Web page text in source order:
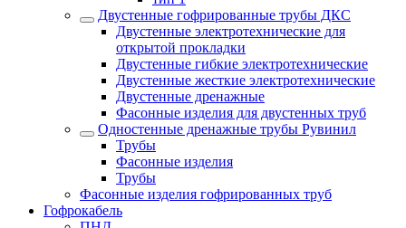
Двустенные гофрированные трубы ДКС
Двустенные электротехнические для
открытой прокладки
Двустенные гибкие электротехнические
Двустенные жесткие электротехнические
Двустенные дренажные
Фасонные изделия для двустенных труб
Одностенные дренажные трубы Рувинил
Трубы
Фасонные изделия
Трубы
Фасонные изделия гофрированных труб
Гофрокабель